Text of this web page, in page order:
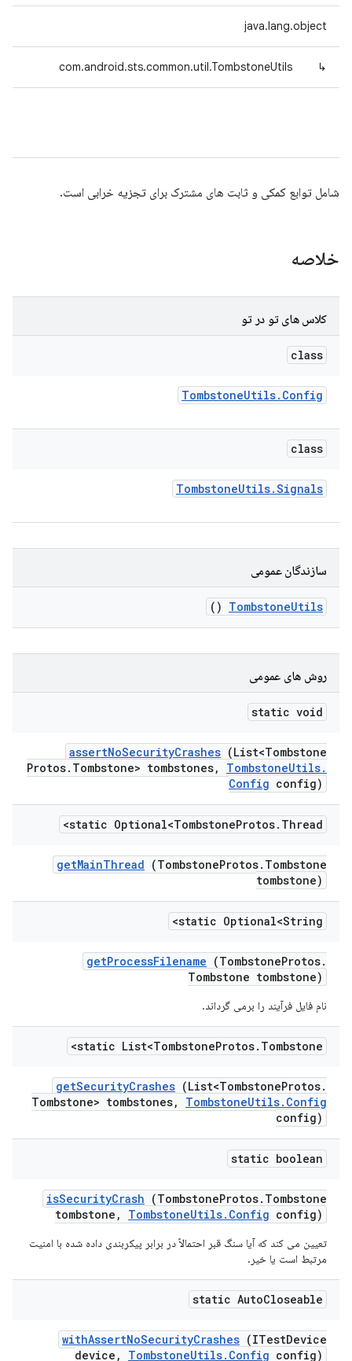
java.lang.object
↳
com.android.sts.common.util.TombstoneUtils
شامل توابع کمکی و ثابت های مشترک برای تجزیه خرابی است.
خلاصه
کلاس های تو در تو
class
TombstoneUtils. Config
class
TombstoneUtils.Signals
سازندگان عمومی
TombstoneUtils
()
روش های عمومی
static void
assertNoSecurityCrashes (List<Tombstone
Protos. Tombstone> tombstones, TombstoneUtils.
Config config)
static Optional<TombstoneProtos. Thread>
getMainThread (TombstoneProtos. Tombstone
tombstone)
static Optional<String>
getProcessFilename (TombstoneProtos.
Tombstone tombstone)
نام فایل فرآیند را برمی گرداند.
static List<TombstoneProtos. Tombstone>
getSecurityCrashes (List<TombstoneProtos.
Tombstone> tombstones, TombstoneUtils. Config
config)
static boolean
isSecurityCrash (TombstoneProtos. Tombstone
tombstone , TombstoneUtils. Config config)
تعیین می کند که آیا سنگ قبر احتمالاً در برابر پیکربندی داده شده با امنیت
مرتبط است یا خیر.
static AutoCloseable
withAssertNoSecurityCrashes (ITestDevice
device , TombstoneUtils. Config config)